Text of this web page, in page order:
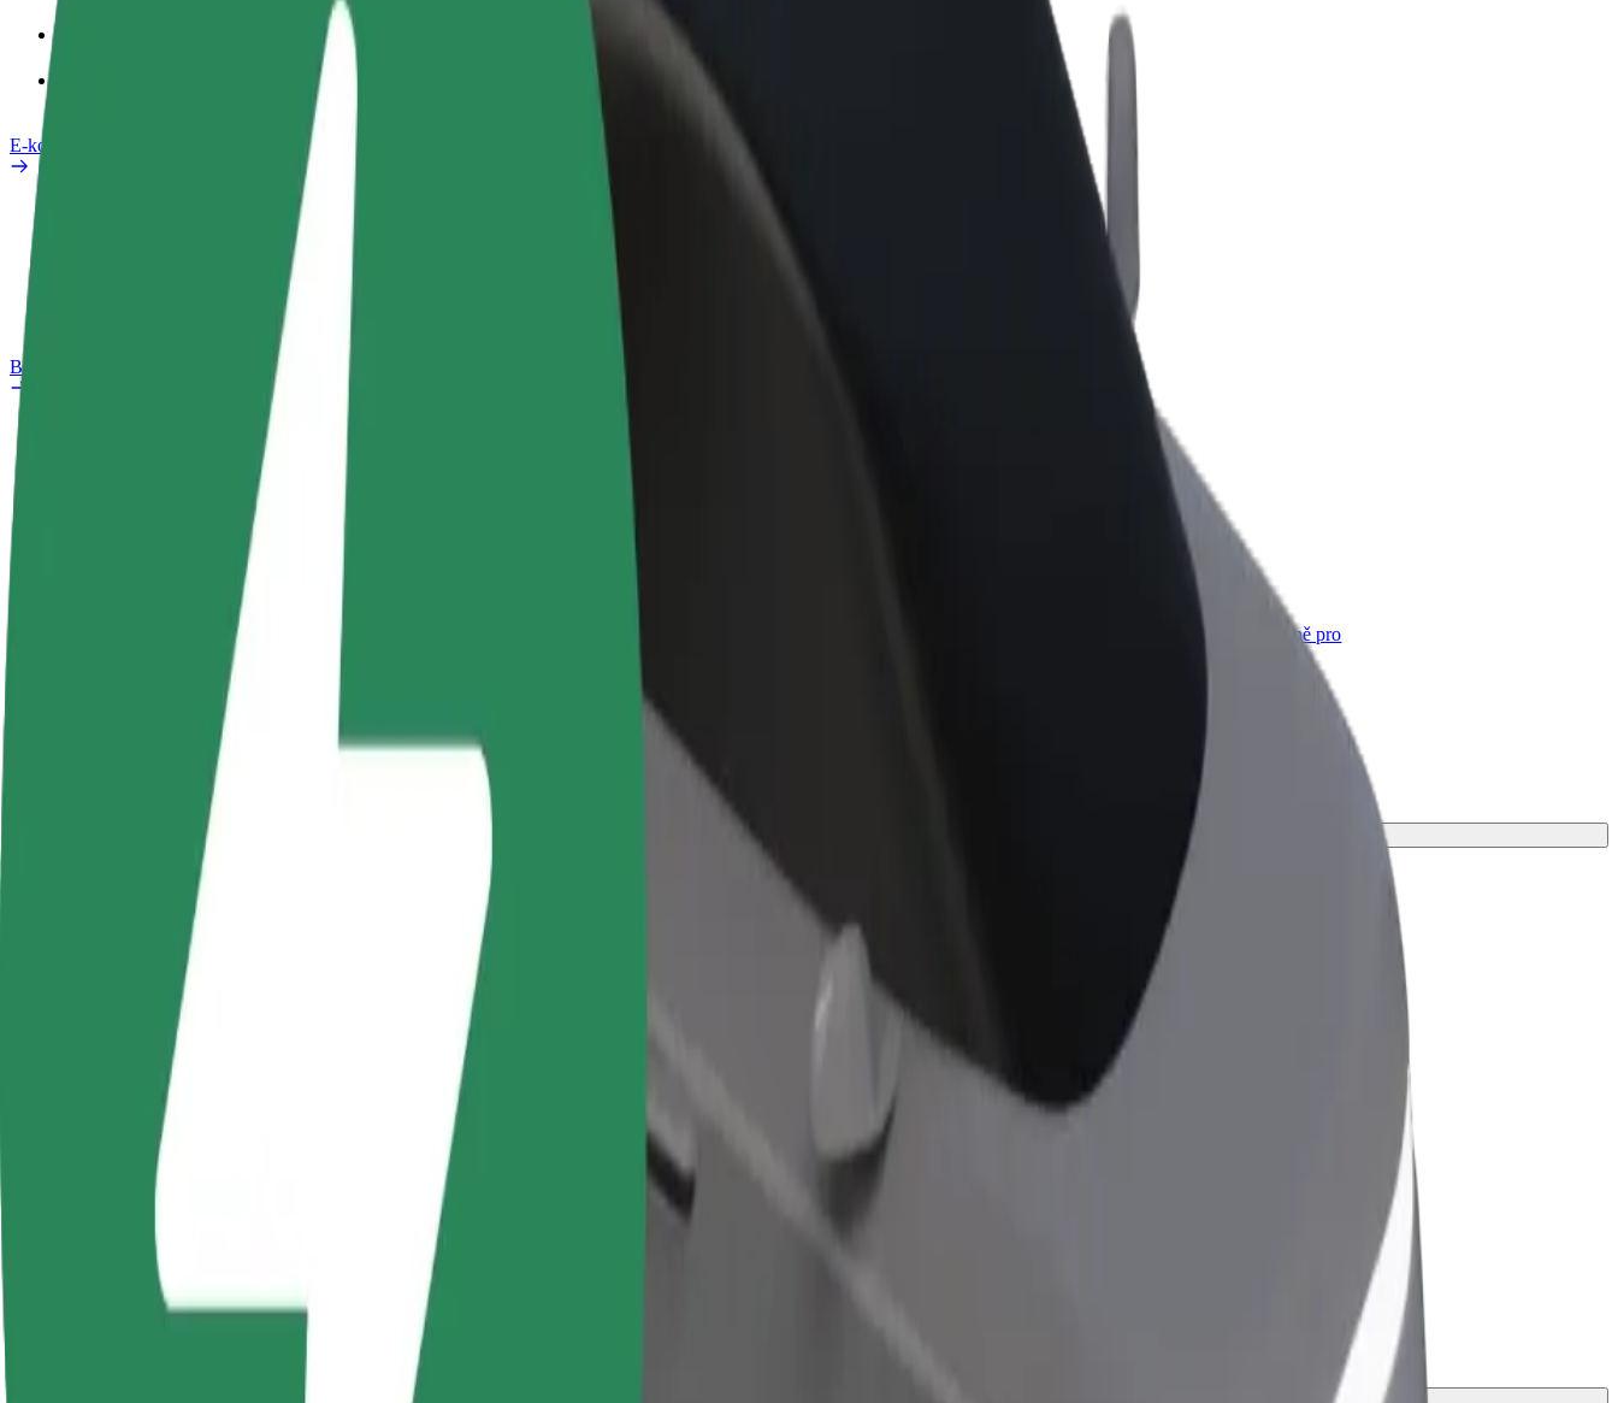
E-kola
Bolt Plus
Staňte se kurýrem
Doručujte jídlo a dostávejte výplatu
každý týden
Bolt for Business
Produkty a služby Boltu přesně pro
Jak se dostat z Kaufland do Palmiarnia
Hledáte nejlepší způsob, jak se dostat z Kaufland do Palmiarnia? Prohlédněte si naše služby a najděte tu ideální pro svou cestu.
Stáhnout aplikaci
Pohodlná jízda na dosah ruky!
Spolehlivé jízdy v běžných vozidlech střední velikosti.
Odhadovaná doba jízdy
Odhadovaná vzdálenost